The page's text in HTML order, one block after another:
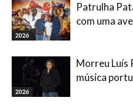
2026
Patrulha
com uma
2026
Morreu Luís
música